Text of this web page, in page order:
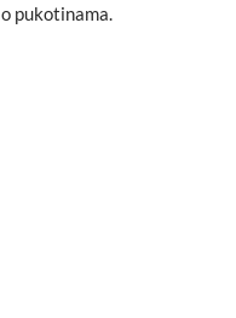
pukotinama.